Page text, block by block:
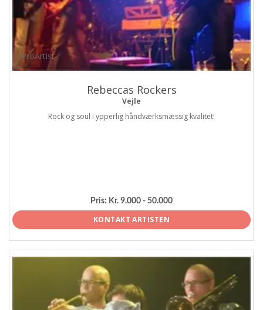
ProArtist
Rebeccas Rockers
Vejle
Rock og soul i ypperlig håndværksmæssig kvalitet!
Pris: Kr. 9.000 - 50.000
KONTAKT ARTISTEN